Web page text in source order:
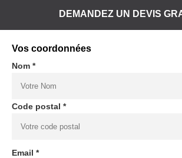
DEMANDEZ UN DEVIS
Vos coordonnées
Nom *
Code postal *
Email *